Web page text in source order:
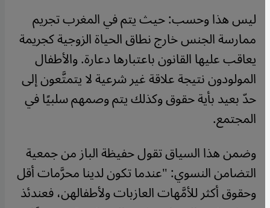
ليس هذا وحسب: حيث يتم في المغرب تجريم
ممارسة الجنس خارج نطاق الحياة الزوجية كجريمة
يعاقب عليها القانون باعتبارها دعارة. والأطفال
المولودون نتيجة علاقة غير شرعية لا يتمتَّعون إلى
حدّ بعيد بأية حقوق وكذلك يتم وصمهم سلبيًا في
المجتمع.
وضمن هذا السياق تقول حفيظة الباز من جمعية
التضامن النسوي: "عندما تكون لدينا محرَّمات أقل
وحقوق أكثر للأمَّهات العازبات ولأطفالهن، فعندئذ